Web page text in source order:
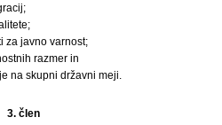
za javno varnost;
razmer in
na skupni državni meji.
3. člen